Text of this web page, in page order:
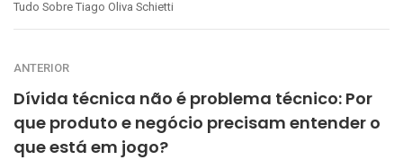
Tudo Sobre Tiago Oliva Schietti
ANTERIOR
Dívida técnica não é problema técnico: Por
que produto e negócio precisam entender o
que está em jogo?